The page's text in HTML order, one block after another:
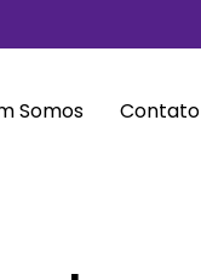
Somos Contato